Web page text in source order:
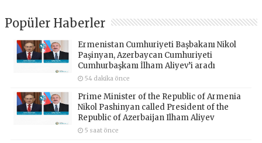
Popüler Haberler
Ermenistan Cumhuriyeti Başbakanı Nikol
Paşinyan, Azerbaycan Cumhuriyeti
Cumhurbaşkanı İlham Aliyev’i aradı
54 dakika önce
Prime Minister of the Republic of Armenia
Nikol Pashinyan called President of the
Republic of Azerbaijan Ilham Aliyev
5 saat önce